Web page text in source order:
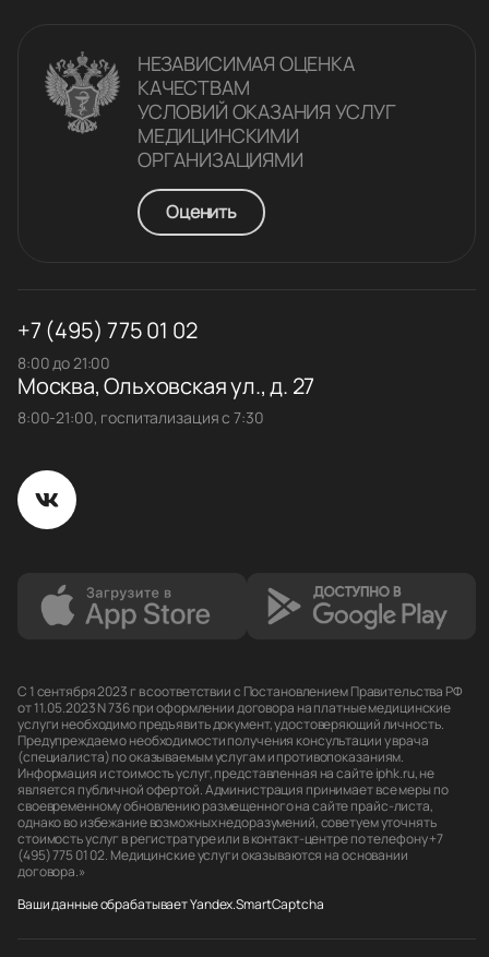
НЕЗАВИСИМАЯ ОЦЕНКА
КАЧЕСТВАM
УСЛОВИЙ ОКАЗАНИЯ УСЛУГ
МЕДИЦИНСКИМИ
ОРГАНИЗАЦИЯМИ
Оценить
+7 (495) 775 01 02
8:00 до 21:00
Москва, Ольховская ул., д. 27
8:00-21:00, госпитализация с 7:30
С 1 сентября 2023 г в соответствии с Постановлением Правительства РФ
от 11.05.2023 N 736 при оформлении договора на платные медицинские
услуги необходимо предъявить документ, удостоверяющий личность.
Предупреждаем о необходимости получения консультации у врача
(специалиста) по оказываемым услугам и противопоказаниям.
Информация и стоимость услуг, представленная на сайте iphk.ru, не
является публичной офертой. Администрация принимает все меры по
своевременному обновлению размещенного на сайте прайс-листа,
однако во избежание возможных недоразумений, советуем уточнять
стоимость услуг в регистратуре или в контакт-центре по телефону +7
(495) 775 01 02. Медицинские услуги оказываются на основании
договора.»
Ваши данные обрабатывает Yandex.SmartCaptcha